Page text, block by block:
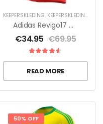
KEEPERSKLEDING, KEEPERSKLEDING SALE
Adidas Revigo17 GK
€34.95 €69.95
READ MORE
50% OFF